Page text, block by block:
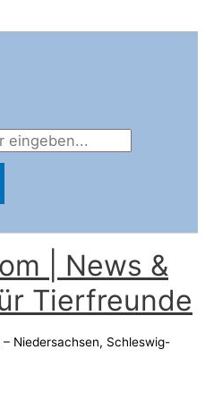
| News &
Tierfreunde
Niedersachsen, Schleswig-